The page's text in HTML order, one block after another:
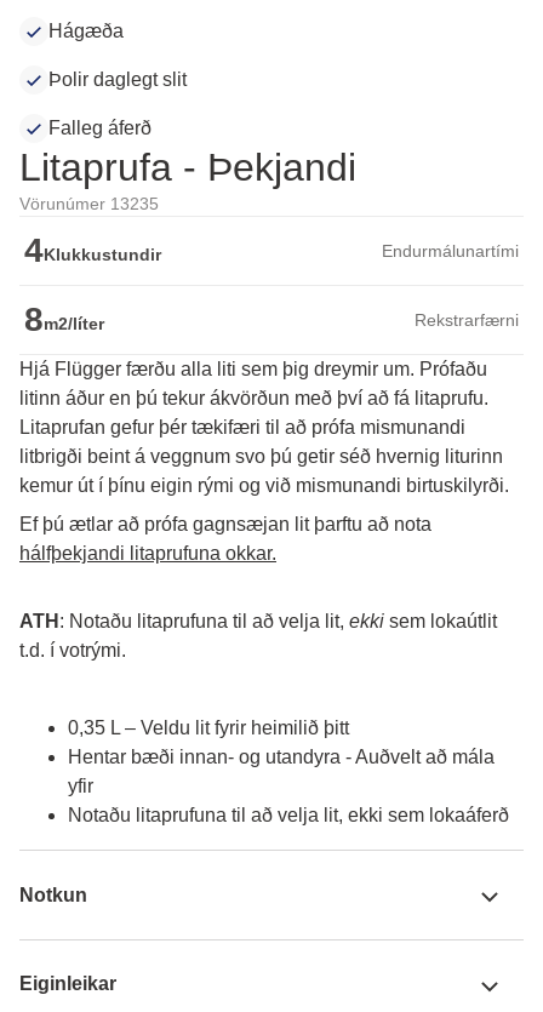
Hágæða
Þolir daglegt slit
Falleg áferð
Litaprufa - Þekjandi
Vörunúmer 13235
4Klukkustundir Endurmálunartími
8m2/líter Rekstrarfærni
Hjá Flügger færðu alla liti sem þig dreymir um. Prófaðu
litinn áður en þú tekur ákvörðun með því að fá litaprufu.
Litaprufan gefur þér tækifæri til að prófa mismunandi
litbrigði beint á veggnum svo þú getir séð hvernig liturinn
kemur út í þínu eigin rými og við mismunandi birtuskilyrði.
hálfþekjandi litaprufuna okkar.
ATH : Notaðu litaprufuna til að velja lit, ekki sem lokaútlit
t.d. í votrými.
0,35 L – Veldu lit fyrir heimilið þitt
Hentar bæði innan- og utandyra - Auðvelt að mála
yfir
Notaðu litaprufuna til að velja lit, ekki sem lokaáferð
Notkun
Eiginleikar